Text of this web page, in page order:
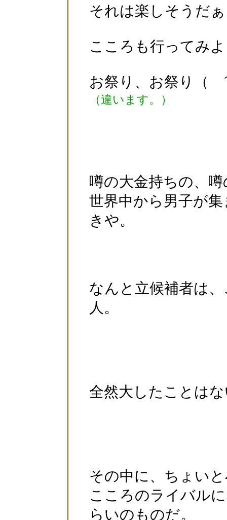
それは楽しそうだ
こころも行ってみ
お祭り、お祭り（
（違います。）
噂の大金持ちの、
世界中から男子が
きや。
なんと立候補者は
人。
全然大したことは
その中に、ちょい
こころのライバル
らいのものだ。